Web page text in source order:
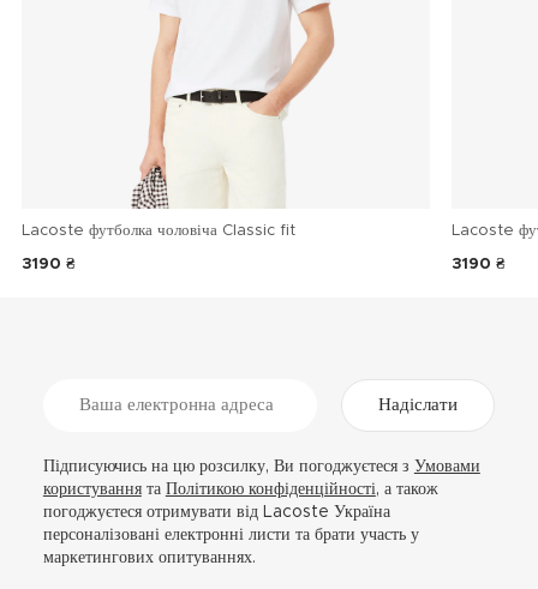
Lacoste футболка чоловіча Classic fit
3190 ₴
Lacoste
3190 ₴
Надіслати
Підписуючись на цю розсилку, Ви погоджуєтеся з Умовами
користуваннята Політикою конфіденційності, а також
погоджуєтеся отримувати від Lacoste Україна
персоналізовані електронні листи та брати участь у
маркетингових опитуваннях.